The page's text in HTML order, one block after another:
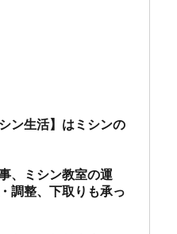
ン生活】はミシンの
、ミシン教室の運
調整、下取りも承っ